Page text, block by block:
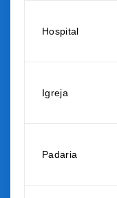
Hospital
Igreja
Padaria